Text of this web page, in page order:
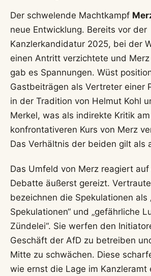
Der schwelende Machtkampf
neue Entwicklung. Bereits vor der
Kanzlerkandidatur 2025, bei der
einen Antritt verzichtete und
gab es Spannungen. Wüst
Gastbeiträgen als Vertreter einer
in der Tradition von Helmut Kohl
Merkel, was als indirekte Kritik am
konfrontativeren Kurs von Merz
Das Verhältnis der beiden gilt als
Das Umfeld von Merz reagiert
Debatte äußerst gereizt.
bezeichnen die Spekulationen als
Spekulationen“ und „gefährliche
Zündelei“. Sie werfen den
Geschäft der AfD zu betreiben
Mitte zu schwächen. Diese
wie ernst die Lage im Kanzleramt